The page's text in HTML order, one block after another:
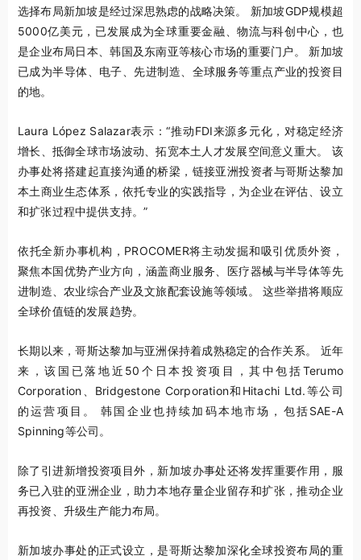
选择布局新加坡是经过深思熟虑的战略决策。 新加坡GDP规模超
5000亿美元，已发展成为全球重要金融、物流与科创中心，也
是企业布局日本、韩国及东南亚等核心市场的重要门户。 新加坡
已成为半导体、电子、先进制造、全球服务等重点产业的投资目
的地。
Laura López Salazar表示：“推动FDI来源多元化，对稳定经济
增长、抵御全球市场波动、拓宽本土人才发展空间意义重大。 该
办事处将搭建起直接沟通的桥梁，链接亚洲投资者与哥斯达黎加
本土商业生态体系，依托专业的实践指导，为企业在评估、设立
和扩张过程中提供支持。”
依托全新办事机构，PROCOMER将主动发掘和吸引优质外资，
聚焦本国优势产业方向，涵盖商业服务、医疗器械与半导体等先
进制造、农业综合产业及文旅配套设施等领域。 这些举措将顺应
全球价值链的发展趋势。
长期以来，哥斯达黎加与亚洲保持着成熟稳定的合作关系。 近年
来，该国已落地近50个日本投资项目，其中包括Terumo
Corporation、Bridgestone Corporation和Hitachi Ltd.等公司
的运营项目。 韩国企业也持续加码本地市场，包括SAE-A
Spinning等公司。
除了引进新增投资项目外，新加坡办事处还将发挥重要作用，服
务已入驻的亚洲企业，助力本地存量企业留存和扩张，推动企业
再投资、升级生产能力布局。
新加坡办事处的正式设立，是哥斯达黎加深化全球投资布局的重